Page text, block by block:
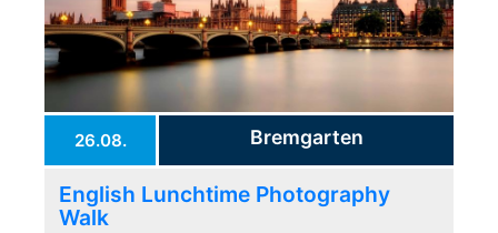
26.08. Bremgarten
English Lunchtime Photography
Walk